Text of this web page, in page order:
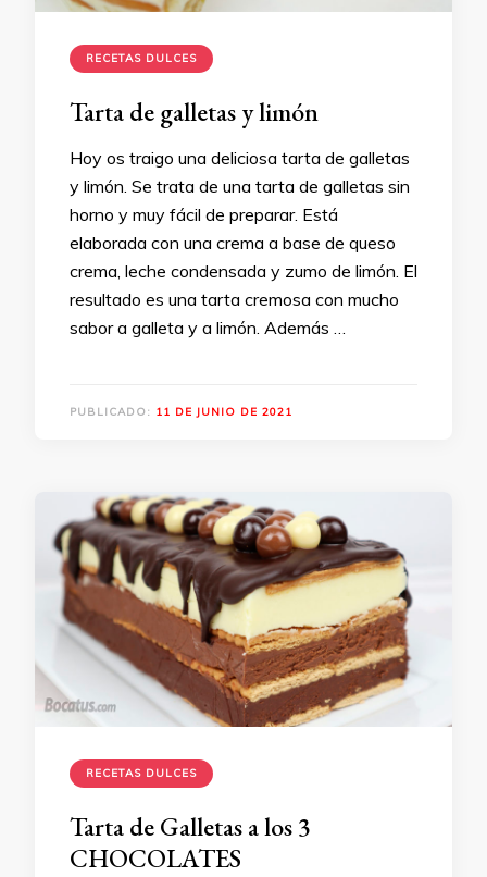
RECETAS DULCES
Tarta de galletas y limón
Hoy os traigo una deliciosa tarta de galletas
y limón. Se trata de una tarta de galletas sin
horno y muy fácil de preparar. Está
elaborada con una crema a base de queso
crema, leche condensada y zumo de limón. El
resultado es una tarta cremosa con mucho
sabor a galleta y a limón. Además …
PUBLICADO: 11 DE JUNIO DE 2021
RECETAS DULCES
Tarta de Galletas a los 3
CHOCOLATES